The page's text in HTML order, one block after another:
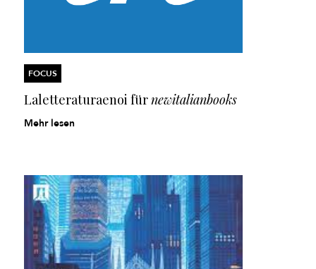
FOCUS
Laletteraturaenoi fürnewitalianbooks
Mehr lesen